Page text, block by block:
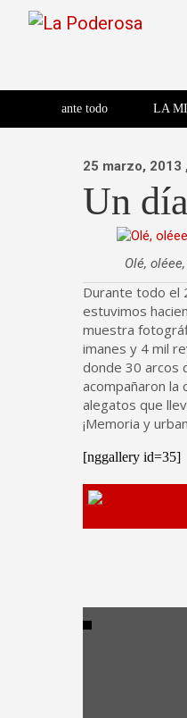
Saltar
La
brazo literario del
La
Revista de cultura
ante todo LA
25 marzo, 2013 ,
Un
Olé,
Durante todo el
estuvimos
muestra
imanes y 4 mil
donde 30 arcos
acompañaron la
alegatos que
¡Memoria y
[nggallery id=35]